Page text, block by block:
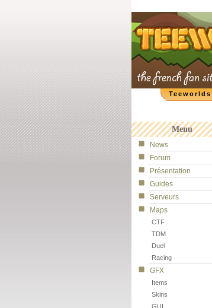
Teeworlds
Menu
News
Forum
Présentation
Guides
Serveurs
Maps
CTF
TDM
Duel
Racing
GFX
Items
Skins
GUI